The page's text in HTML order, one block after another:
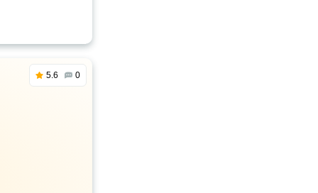
5.6 0